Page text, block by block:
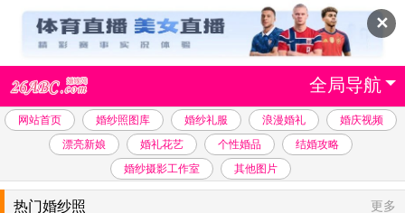
✕
全局导航
网站首页 婚纱照图库 婚纱礼服 浪漫婚礼
婚庆视频
漂亮新娘
婚礼花艺 个性婚品
结婚攻略
婚纱摄影工作室
其他图片
更多
热门婚纱照